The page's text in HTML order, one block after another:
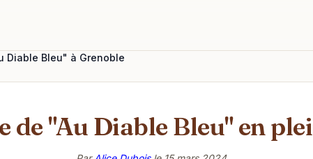
Diable Bleu" à Grenoble
de "Au Diable Bleu" en